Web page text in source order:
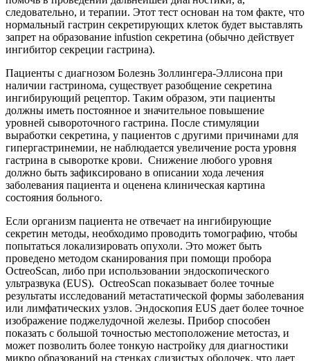
следовательно, и терапии. Этот тест основан на том факте, что
нормальный гастрин секретирующих клеток будет выставлять
запрет на образование infustion секретина (обычно действует
ингибитор секреции гастрина).
Пациенты с диагнозом Болезнь Золлингера-Эллисона при
наличии гастринома, существует разобщение секретина
ингибирующий рецептор. Таким образом, эти пациенты
должны иметь постоянное и значительное повышение
уровней сывороточного гастрина. После стимуляции
выработки секретина, у пациентов с другими причинами для
гипергастринемии, не наблюдается увеличение роста уровня
гастрина в сыворотке крови. Снижение любого уровня
должно быть зафиксировано в описании хода лечения
заболевания пациента и оценена клиническая картина
состояния больного.
Если организм пациента не отвечает на ингибирующие
секретин методы, необходимо проводить томографию, чтобы
попытаться локализировать опухоли. Это может быть
проведено методом сканирования при помощи пробора
OctreoScan, либо при использовании эндоскопического
ультразвука (EUS). OctreoScan показывает более точные
результаты исследований метастатической формы заболевания
или лимфатических узлов. Эндоскопия EUS дает более точное
изображение поджелудочной железы. Прибор способен
показать с большой точностью местоположение метостаз, и
может позволить более тонкую настройку для диагностики
микро образований на стенках слизистых оболочек, что дает